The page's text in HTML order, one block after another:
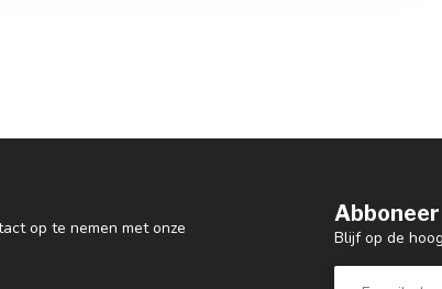
op te nemen met onze
Blijf op de